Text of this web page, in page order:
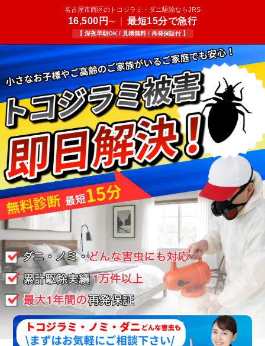
名古屋市西区のトコジラミ・ダニ駆除ならJRS
16,500円〜 最短15分で急行
【 深夜早朝OK / 見積無料 / 再発保証付 】